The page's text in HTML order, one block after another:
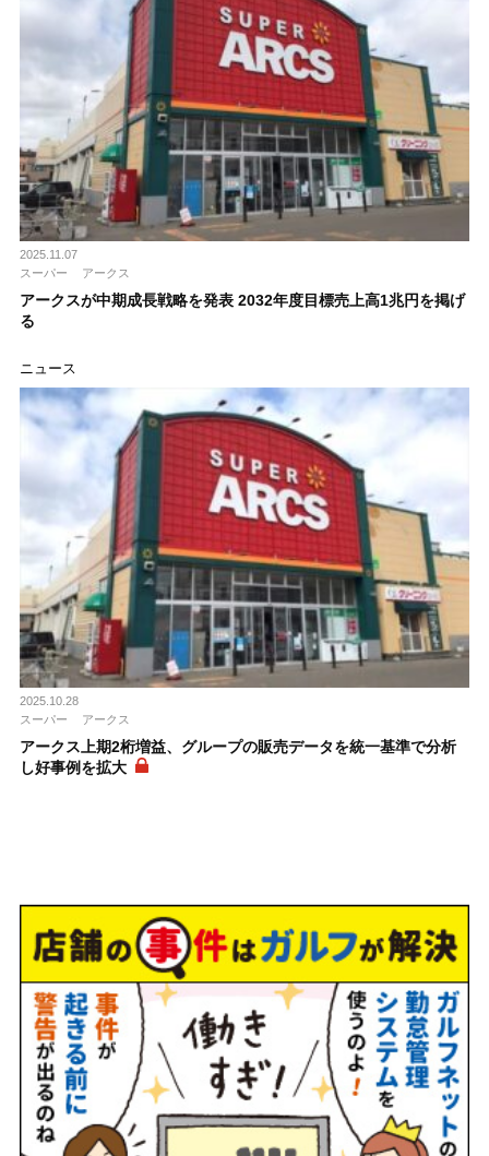
2025.11.07
スーパー
アークス
アークスが中期成長戦略を発表 2032年度目標売上高1兆円を掲げ
る
ニュース
2025.10.28
スーパー
アークス
アークス上期2桁増益、グループの販売データを統一基準で分析
し好事例を拡大